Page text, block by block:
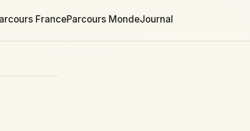
FranceParcours MondeJournal